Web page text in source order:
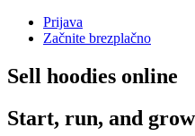
Prijava
Začnite brezplačno
Sell hoodies online
Start, run, and